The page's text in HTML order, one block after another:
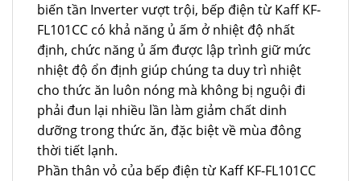
biến tần Inverter vượt trội, bếp điện từ Kaff KF-
FL101CC có khả năng ủ ấm ở nhiệt độ nhất
định, chức năng ủ ấm được lập trình giữ mức
nhiệt độ ổn định giúp chúng ta duy trì nhiệt
cho thức ăn luôn nóng mà không bị nguội đi
phải đun lại nhiều lần làm giảm chất dinh
dưỡng trong thức ăn, đặc biệt về mùa đông
thời tiết lạnh.
Phần thân vỏ của bếp điện từ Kaff KF-FL101CC